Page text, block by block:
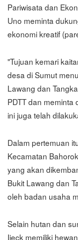
Pariwisata dan
Uno meminta
ekonomi kreatif
"Tujuan kemari
desa di Sumut
Lawang dan
PDTT dan
ini juga telah
Dalam pertemuan
Kecamatan
yang akan
Bukit Lawang dan
oleh badan usaha
Selain hutan dan
Ijeck memiliki